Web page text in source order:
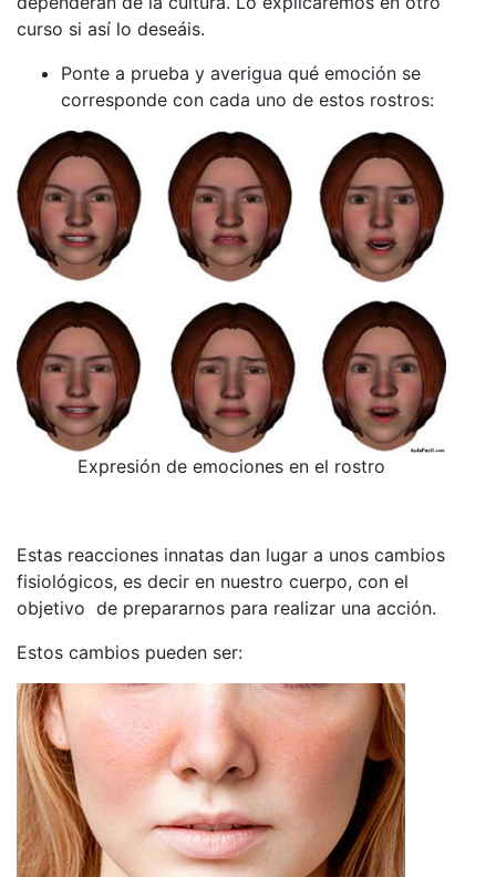
curso si así lo deseáis.
Ponte a prueba y averigua qué emoción se
corresponde con cada uno de estos rostros:
Expresión de emociones en el rostro
Estas reacciones innatas dan lugar a unos cambios
fisiológicos, es decir en nuestro cuerpo, con el
objetivo de prepararnos para realizar una acción.
Estos cambios pueden ser: